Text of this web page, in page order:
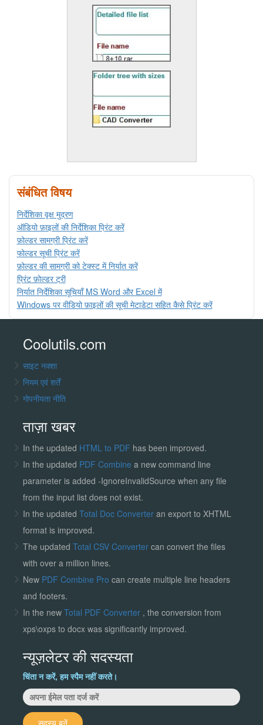
संबंधित विषय
निर्देशिका वृक्ष मुद्रण
ऑडियो फ़ाइलों की निर्देशिका प्रिंट करें
फ़ोल्डर सामग्री प्रिंट करें
फोल्डर सूची प्रिंट करें
फ़ोल्डर की सामग्री को टेक्स्ट में निर्यात करें
प्रिंट फ़ोल्डर ट्री
निर्यात निर्देशिका सूचियाँ MS Word और Excel में
Windows पर वीडियो फ़ाइलों की सूची मेटाडेटा सहित कैसे प्रिंट करें
Coolutils.com
साइट नक्शा
नियम एवं शर्तें
गोपनीयता नीति
ताज़ा खबर
In the updated HTML to PDF has been improved.
In the updated PDF Combine a new command line
parameter is added -IgnoreInvalidSource when any file
from the input list does not exist.
In the updated Total Doc Converter an export to XHTML
format is improved.
The updated Total CSV Convertercan convert the files
with over a million lines.
New PDF Combine Pro can create multiple line headers
and footers.
In the new Total PDF Converter , the conversion from
xps\oxps to docx was significantly improved.
न्यूज़लेटर की सदस्यता
चिंता न करें, हम स्पैम नहीं करते।